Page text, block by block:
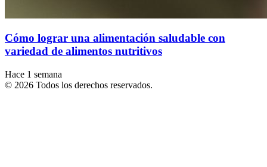
Cómo lograr una alimentación saludable con
variedad de alimentos nutritivos
Hace 1 semana
© 2026 Todos los derechos reservados.